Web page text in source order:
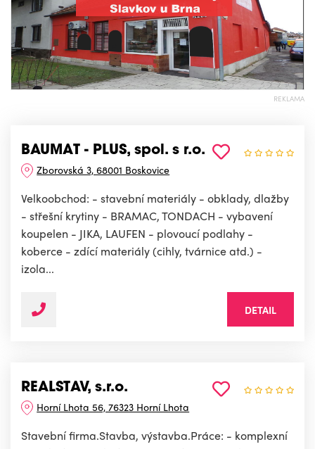
REKLAMA
BAUMAT - PLUS, spol. s r.o.
Zborovská 3, 68001 Boskovice
Velkoobchod: - stavební materiály - obklady, dlažby
- střešní krytiny - BRAMAC, TONDACH - vybavení
koupelen - JIKA, LAUFEN - plovoucí podlahy -
koberce - zdící materiály (cihly, tvárnice atd.) -
izola...
DETAIL
REALSTAV, s.r.o.
Horní Lhota 56, 76323 Horní Lhota
Stavební firma.Stavba, výstavba.Práce: - komplexní